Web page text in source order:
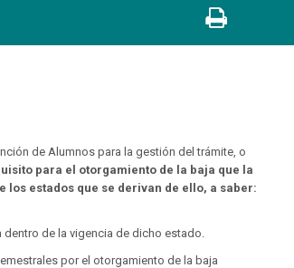
de Alumnos para la gestión del trámite, o
para el otorgamiento de la baja que la
estados que se derivan de ello, a saber:
dentro de la vigencia de dicho estado.
por el otorgamiento de la baja